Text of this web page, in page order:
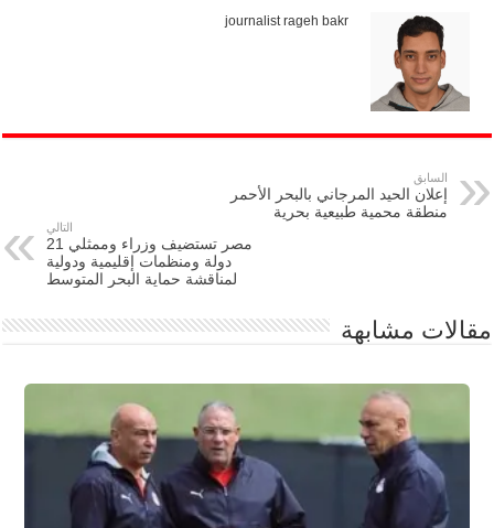
journalist rageh bakr
السابق
إعلان الحيد المرجاني بالبحر الأحمر
منطقة محمية طبيعية بحرية
التالي
مصر تستضيف وزراء وممثلي 21
دولة ومنظمات إقليمية ودولية
لمناقشة حماية البحر المتوسط
مقالات مشابهة